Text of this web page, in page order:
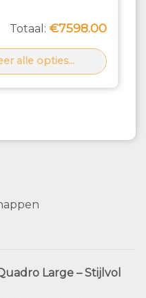
Totaal: €7598.00
alle opties...
Large – Stijlvol